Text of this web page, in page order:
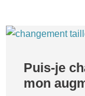
Puis-je
mon